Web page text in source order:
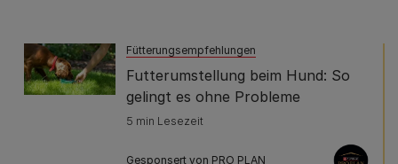
Fütterungsempfehlungen
Futterumstellung beim Hund: So
gelingt es ohne Probleme
5 min Lesezeit
Gesponsert von PRO PLAN